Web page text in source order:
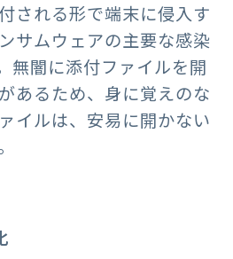
される形で端末に侵入す
サムウェアの主要な感染
無闇に添付ファイルを開
あるため、身に覚えのな
イルは、安易に開かない